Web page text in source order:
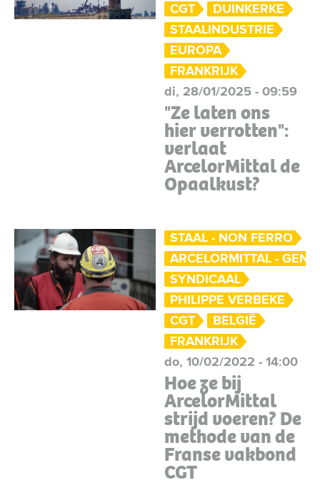
CGT
DUINKERKE
STAALINDUSTRIE
EUROPA
FRANKRIJK
di, 28/01/2025 - 09:59
"Ze laten ons
hier verrotten":
verlaat
ArcelorMittal de
Opaalkust?
STAAL - NON FERRO
ARCELORMITTAL - GENT
SYNDICAAL
PHILIPPE VERBEKE
CGT
BELGIË
FRANKRIJK
do, 10/02/2022 - 14:00
Hoe ze bij
ArcelorMittal
strijd voeren? De
methode van de
Franse vakbond
CGT